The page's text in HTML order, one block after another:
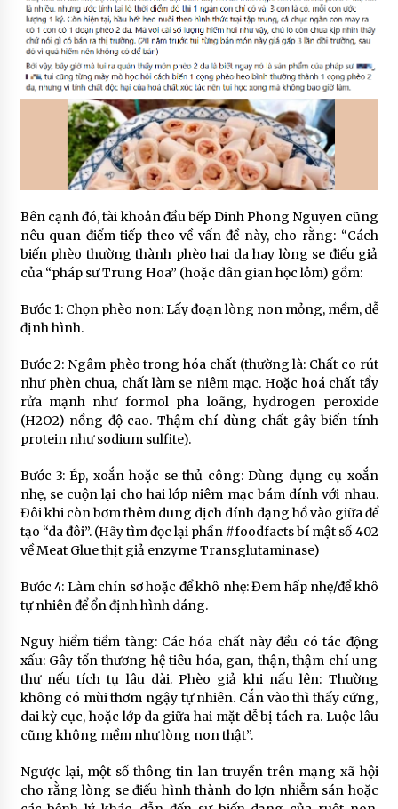
Bên cạnh đó, tài khoản đầu bếp Dinh Phong Nguyen cũng
nêu quan điểm tiếp theo về vấn đề này, cho rằng: “Cách
biến phèo thường thành phèo hai da hay lòng se điếu giả
của “pháp sư Trung Hoa” (hoặc dân gian học lỏm) gồm:
Bước 1: Chọn phèo non: Lấy đoạn lòng non mỏng, mềm, dễ
định hình.
Bước 2: Ngâm phèo trong hóa chất (thường là: Chất co rút
như phèn chua, chất làm se niêm mạc. Hoặc hoá chất tẩy
rửa mạnh như formol pha loãng, hydrogen peroxide
(H2O2) nồng độ cao. Thậm chí dùng chất gây biến tính
protein như sodium sulfite).
Bước 3: Ép, xoắn hoặc se thủ công: Dùng dụng cụ xoắn
nhẹ, se cuộn lại cho hai lớp niêm mạc bám dính với nhau.
Đôi khi còn bơm thêm dung dịch dính dạng hồ vào giữa để
tạo “da đôi”. (Hãy tìm đọc lại phần #foodfacts bí mật số 402
về Meat Glue thịt giả enzyme Transglutaminase)
Bước 4: Làm chín sơ hoặc để khô nhẹ: Đem hấp nhẹ/để khô
tự nhiên để ổn định hình dáng.
Nguy hiểm tiềm tàng: Các hóa chất này đều có tác động
xấu: Gây tổn thương hệ tiêu hóa, gan, thận, thậm chí ung
thư nếu tích tụ lâu dài. Phèo giả khi nấu lên: Thường
không có mùi thơm ngậy tự nhiên. Cắn vào thì thấy cứng,
dai kỳ cục, hoặc lớp da giữa hai mặt dễ bị tách ra. Luộc lâu
cũng không mềm như lòng non thật”.
Ngược lại, một số thông tin lan truyền trên mạng xã hội
cho rằng lòng se điếu hình thành do lợn nhiễm sán hoặc